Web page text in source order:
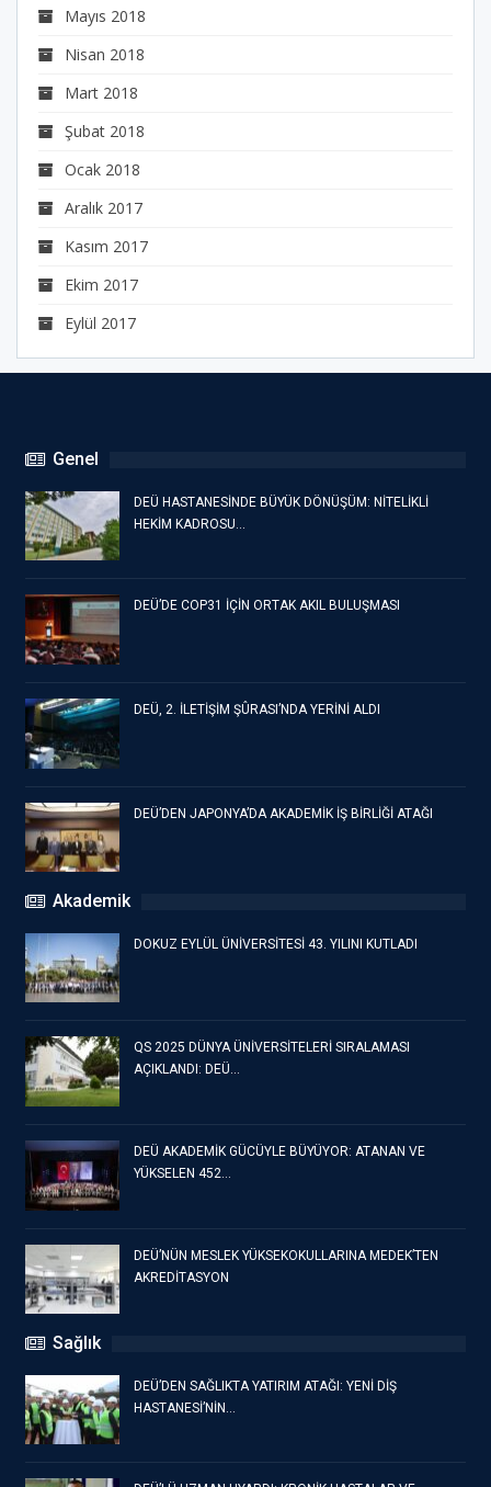
Mayıs 2018
Nisan 2018
Mart 2018
Şubat 2018
Ocak 2018
Aralık 2017
Kasım 2017
Ekim 2017
Eylül 2017
Genel
DEÜ HASTANESİNDE BÜYÜK DÖNÜŞÜM: NİTELİKLİ
HEKİM KADROSU…
DEÜ’DE COP31 İÇİN ORTAK AKIL BULUŞMASI
DEÜ, 2. İLETİŞİM ŞÛRASI’NDA YERİNİ ALDI
DEÜ’DEN JAPONYA’DA AKADEMİK İŞ BİRLİĞİ ATAĞI
Akademik
DOKUZ EYLÜL ÜNİVERSİTESİ 43. YILINI KUTLADI
QS 2025 DÜNYA ÜNİVERSİTELERİ SIRALAMASI
AÇIKLANDI: DEÜ…
DEÜ AKADEMİK GÜCÜYLE BÜYÜYOR: ATANAN VE
YÜKSELEN 452…
DEÜ’NÜN MESLEK YÜKSEKOKULLARINA MEDEK’TEN
AKREDİTASYON
Sağlık
DEÜ’DEN SAĞLIKTA YATIRIM ATAĞI: YENİ DİŞ
HASTANESİ’NİN…